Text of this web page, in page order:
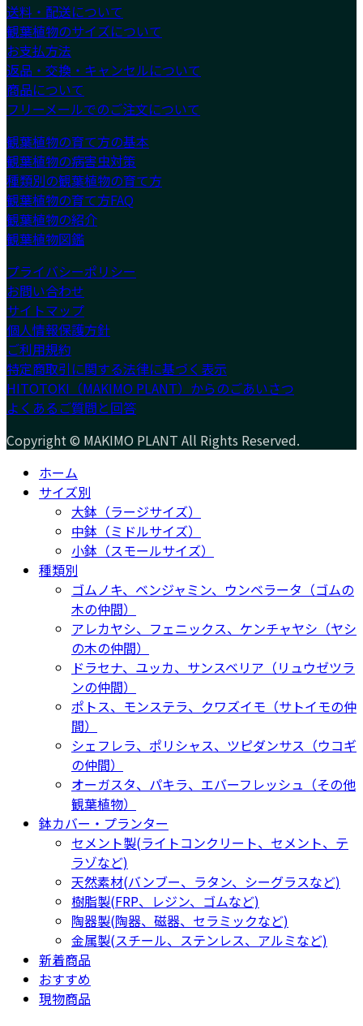
送料・配送について
観葉植物のサイズについて
お支払方法
返品・交換・キャンセルについて
商品について
フリーメールでのご注文について
観葉植物の育て方の基本
観葉植物の病害虫対策
種類別の観葉植物の育て方
観葉植物の育て方FAQ
観葉植物の紹介
観葉植物図鑑
プライバシーポリシー
お問い合わせ
サイトマップ
個人情報保護方針
ご利用規約
特定商取引に関する法律に基づく表示
HITOTOKI（MAKIMO PLANT）からのごあいさつ
よくあるご質問と回答
Copyright © MAKIMO PLANT All Rights Reserved.
ホーム
サイズ別
大鉢（ラージサイズ）
中鉢（ミドルサイズ）
小鉢（スモールサイズ）
種類別
ゴムノキ、ベンジャミン、ウンベラータ（ゴムの
木の仲間）
アレカヤシ、フェニックス、ケンチャヤシ（ヤシ
の木の仲間）
ドラセナ、ユッカ、サンスベリア（リュウゼツラ
ンの仲間）
ポトス、モンステラ、クワズイモ（サトイモの仲
間）
シェフレラ、ポリシャス、ツピダンサス（ウコギ
の仲間）
オーガスタ、パキラ、エバーフレッシュ（その他
観葉植物）
鉢カバー・プランター
セメント製(ライトコンクリート、セメント、テ
ラゾなど)
天然素材(バンブー、ラタン、シーグラスなど)
樹脂製(FRP、レジン、ゴムなど)
陶器製(陶器、磁器、セラミックなど)
金属製(スチール、ステンレス、アルミなど)
新着商品
おすすめ
現物商品